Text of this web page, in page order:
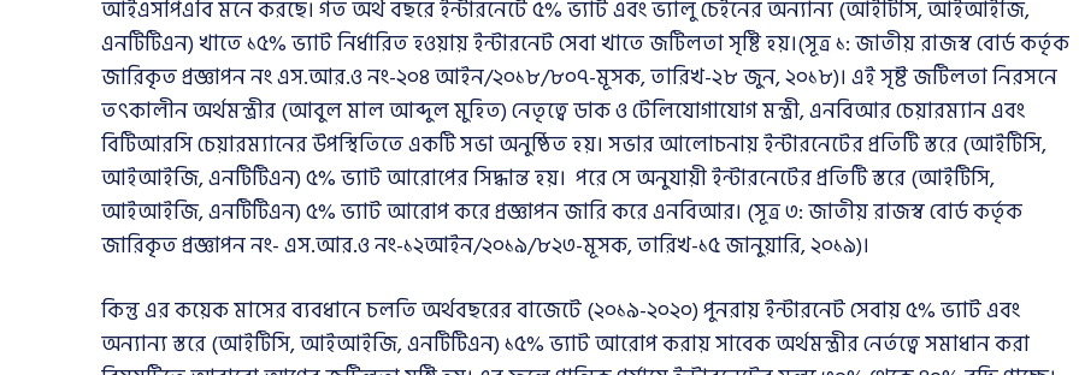
আইএসপিএবি মনে করছে। গত অর্থ বছরে ইন্টারনেটে ৫% ভ্যাট এবং ভ্যালু চেইনের অন্যান্য (আইটিসি, আইআইজি,
এনটিটিএন) খাতে ১৫% ভ্যাট নির্ধারিত হওয়ায় ইন্টারনেট সেবা খাতে জটিলতা সৃষ্টি হয়।(সূত্র ১: জাতীয় রাজস্ব বোর্ড কর্তৃক
জারিকৃত প্রজ্ঞাপন নং এস.আর.ও নং-২০৪ আইন/২০১৮/৮০৭-মূসক, তারিখ-২৮ জুন, ২০১৮)। এই সৃষ্ট জটিলতা নিরসনে
তৎকালীন অর্থমন্ত্রীর (আবুল মাল আব্দুল মুহিত) নেতৃত্বে ডাক ও টেলিযোগাযোগ মন্ত্রী, এনবিআর চেয়ারম্যান এবং
বিটিআরসি চেয়ারম্যানের উপস্থিতিতে একটি সভা অনুষ্ঠিত হয়। সভার আলোচনায় ইন্টারনেটের প্রতিটি স্তরে (আইটিসি,
আইআইজি, এনটিটিএন) ৫% ভ্যাট আরোপের সিদ্ধান্ত হয়। পরে সে অনুযায়ী ইন্টারনেটের প্রতিটি স্তরে (আইটিসি,
আইআইজি, এনটিটিএন) ৫% ভ্যাট আরোপ করে প্রজ্ঞাপন জারি করে এনবিআর। (সূত্র ৩: জাতীয় রাজস্ব বোর্ড কর্তৃক
জারিকৃত প্রজ্ঞাপন নং- এস.আর.ও নং-১২আইন/২০১৯/৮২৩-মূসক, তারিখ-১৫ জানুয়ারি, ২০১৯)।
কিন্তু এর কয়েক মাসের ব্যবধানে চলতি অর্থবছরের বাজেটে (২০১৯-২০২০) পুনরায় ইন্টারনেট সেবায় ৫% ভ্যাট এবং
অন্যান্য স্তরে (আইটিসি, আইআইজি, এনটিটিএন) ১৫% ভ্যাট আরোপ করায় সাবেক অর্থমন্ত্রীর নের্তত্বে সমাধান করা